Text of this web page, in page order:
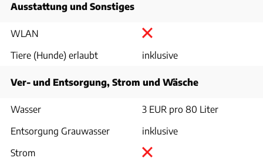
Ausstattung und Sonstiges
WLAN
Tiere (Hunde) erlaubt
inklusive
Ver- und Entsorgung, Strom und Wäsche
Wasser
3 EUR pro 80 Liter
Entsorgung Grauwasser
inklusive
Strom